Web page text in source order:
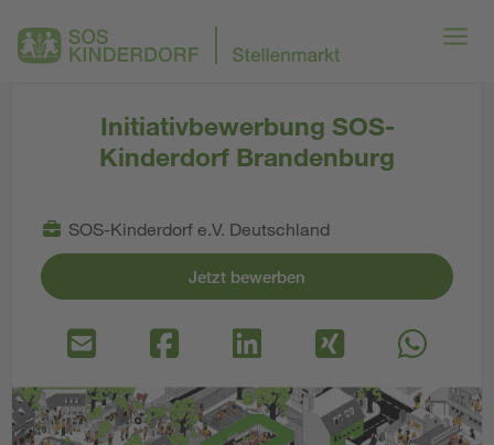
Initiativbewerbung SOS-
Kinderdorf Brandenburg
SOS-Kinderdorf e.V. Deutschland
Jetzt bewerben